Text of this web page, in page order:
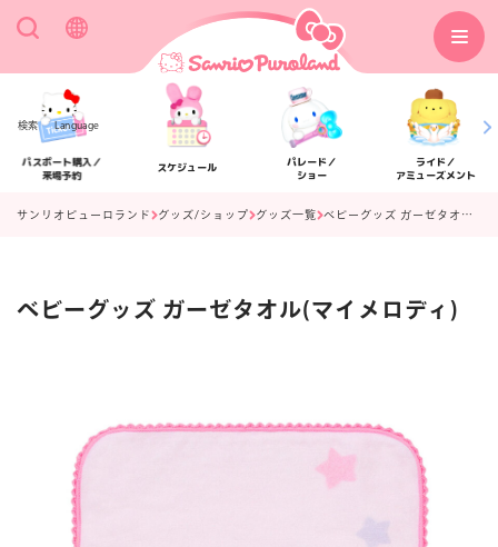
検索 Language
パスポート購入／
来場予約
スケジュール
パレード／
ショー
ライド／
アミューズメント
アクセス フロアマップ
楽しみ方
サンリオピューロランド グッズ/ショップ グッズ一覧 ベビーグッズ ガーゼタオル(マイメロディ)
ベビーグッズ ガーゼタオル(マイメロディ)